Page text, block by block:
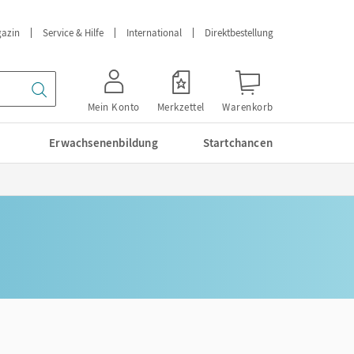
Service & Hilfe International Direktbestellung
Mein Konto Merkzettel Warenkorb
Erwachsenenbildung Startchancen